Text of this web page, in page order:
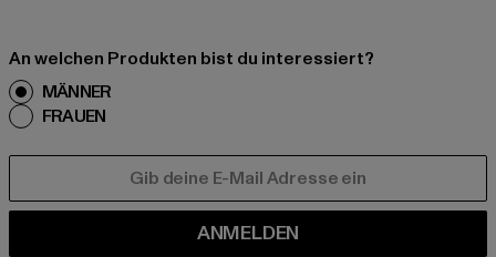
An welchen Produkten bist du interessiert?
MÄNNER
FRAUEN
ANMELDEN